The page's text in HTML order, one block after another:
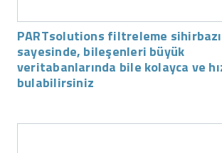
PARTsolutions filtreleme sihirbazı
sayesinde, bileşenleri büyük
veritabanlarında bile kolayca ve
bulabilirsiniz